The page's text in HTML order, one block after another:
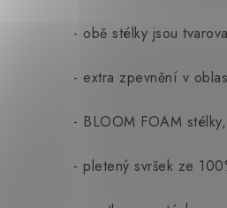
- obě stélky jsou
- extra zpevnění v
- BLOOM FOAM
- pletený svršek ze